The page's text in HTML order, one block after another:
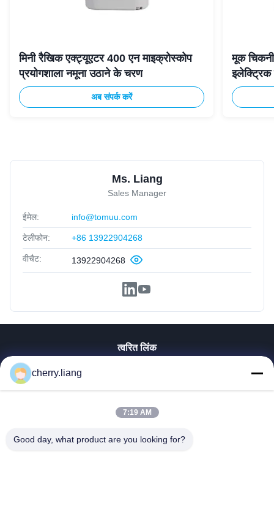
मिनी रैखिक एक्ट्यूएटर 400 एन माइक्रोस्कोप
प्रयोगशाला नमूना उठाने के चरण
अब संपर्क करें
मूक
Ms. Liang
Sales Manager
ईमेल: info@tomuu.com
टेलीफोन: +86 13922904268
वीचैट: 13922904268
त्वरित लिंक
हमारे बारे में
cherry.liang
7:19 AM
Good day, what product are you looking for?